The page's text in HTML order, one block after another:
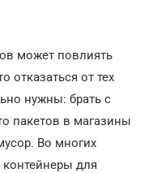
может повлиять
отказаться от тех
нужны: брать с
пакетов в магазины
Во многих
для